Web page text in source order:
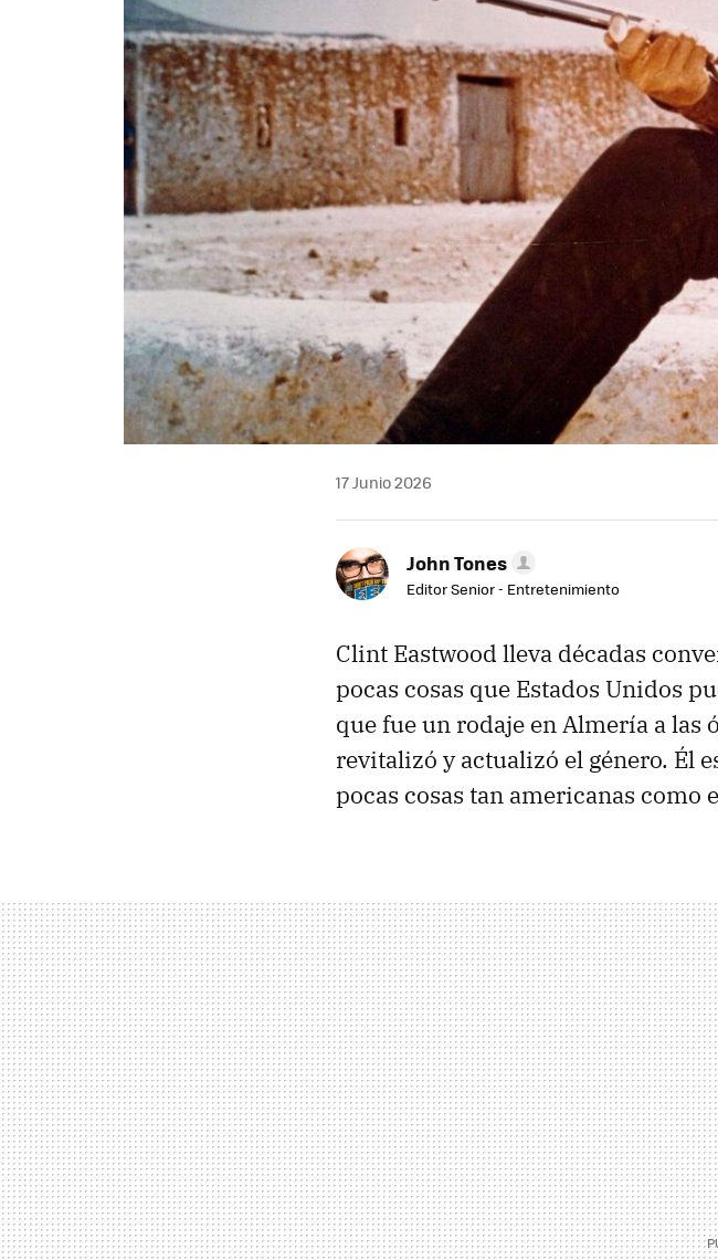
17 Junio 2026
John Tones
Editor Senior - Entretenimiento
Clint Eastwood lleva décadas
pocas cosas que Estados Unidos
que fue un rodaje en Almería a las
revitalizó y actualizó el género. Él
pocas cosas tan americanas como